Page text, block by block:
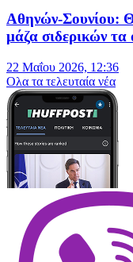
Αθηνών-Σουνίου:
μάζα σιδερικών τα
22 Μαΐου 2026, 12:36
Oλα τα τελευταία νέα